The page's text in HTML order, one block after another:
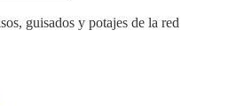
guisados y potajes de la red